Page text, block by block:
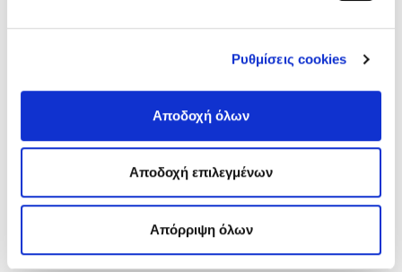
Ρυθμίσεις cookies
Αποδοχή όλων
Αποδοχή επιλεγμένων
Απόρριψη όλων
ΑΘΗΝΑ | ΑΠΡΙΛΙΟΣ 2020
Χρύσα Βασιλάκη, νοσηλεύτρια ΜΕΘ Covid Ευαγγελισμός
Πολιτική συναίνεσης